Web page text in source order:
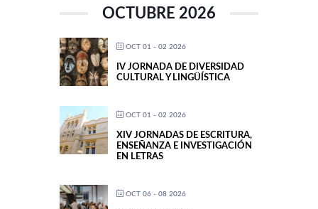
OCTUBRE 2026
OCT 01 - 02 2026
IV JORNADA DE DIVERSIDAD
CULTURAL Y LINGÜÍSTICA
OCT 01 - 02 2026
XIV JORNADAS DE ESCRITURA,
ENSEÑANZA E INVESTIGACIÓN
EN LETRAS
OCT 06 - 08 2026